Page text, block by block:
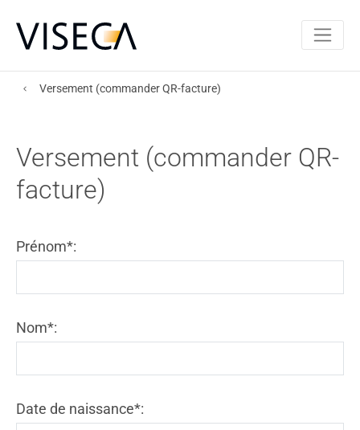
Versement (commander QR-facture)
Versement (commander QR-
facture)
Prénom*:
Nom*:
Date de naissance*: